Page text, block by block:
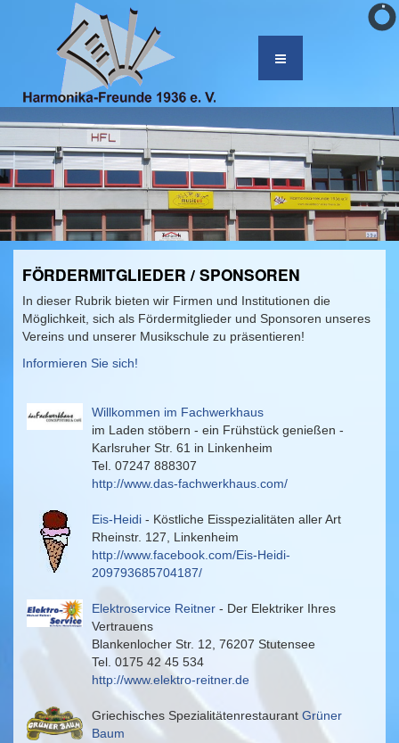
FÖRDERMITGLIEDER / SPONSOREN
In dieser Rubrik bieten wir Firmen und Institutionen die
Möglichkeit, sich als Fördermitglieder und Sponsoren unseres
Vereins und unserer Musikschule zu präsentieren!
Informieren Sie sich!
Willkommen im Fachwerkhaus
im Laden stöbern - ein Frühstück genießen -
Karlsruher Str. 61 in Linkenheim
Tel. 07247 888307
http://www.das-fachwerkhaus.com/
Eis-Heidi - Köstliche Eisspezialitäten aller Art
Rheinstr. 127, Linkenheim
http://www.facebook.com/Eis-Heidi-
209793685704187/
Elektroservice Reitner - Der Elektriker Ihres
Vertrauens
Blankenlocher Str. 12, 76207 Stutensee
Tel. 0175 42 45 534
http://www.elektro-reitner.de
Griechisches Spezialitätenrestaurant Grüner
Baum